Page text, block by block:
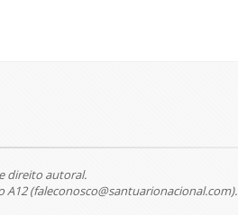
direito autoral.
(faleconosco@santuarionacional.com).